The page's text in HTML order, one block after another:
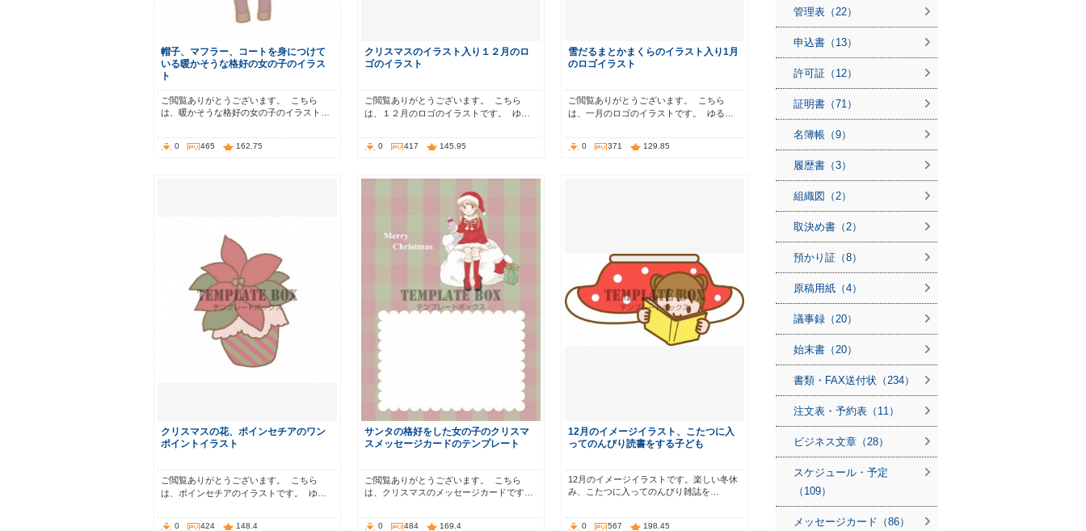
帽子、マフラー、コートを身につけて
いる暖かそうな格好の女の子のイラス
ト
ご閲覧ありがとうございます。 こちら
は、暖かそうな格好の女の子のイラスト…
0 465 162.75
クリスマスのイラスト入り１２月のロ
ゴのイラスト
ご閲覧ありがとうございます。 こちら
は、１２月のロゴのイラストです。 ゆ…
0 417 145.95
雪だるまとかまくらのイラスト入り1月
のロゴイラスト
ご閲覧ありがとうございます。 こちら
は、一月のロゴのイラストです。 ゆる…
0 371 129.85
クリスマスの花、ポインセチアのワン
ポイントイラスト
ご閲覧ありがとうございます。 こちら
は、ポインセチアのイラストです。 ゆ…
0 424 148.4
サンタの格好をした女の子のクリスマ
スメッセージカードのテンプレート
ご閲覧ありがとうございます。 こちら
は、クリスマスのメッセージカードです…
0 484 169.4
12月のイメージイラスト、こたつに入
ってのんびり読書をする子ども
12月のイメージイラストです。楽しい冬休
み、こたつに入ってのんびり雑誌を…
0 567 198.45
管理表（22）
申込書（13）
許可証（12）
証明書（71）
名簿帳（9）
履歴書（3）
組織図（2）
取決め書（2）
預かり証（8）
原稿用紙（4）
議事録（20）
始末書（20）
書類・FAX送付状（234）
注文表・予約表（11）
ビジネス文章（28）
スケジュール・予定
（109）
メッセージカード（86）